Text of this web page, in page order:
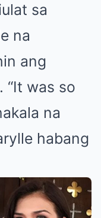
sa
na
ang
“It was so
na
habang